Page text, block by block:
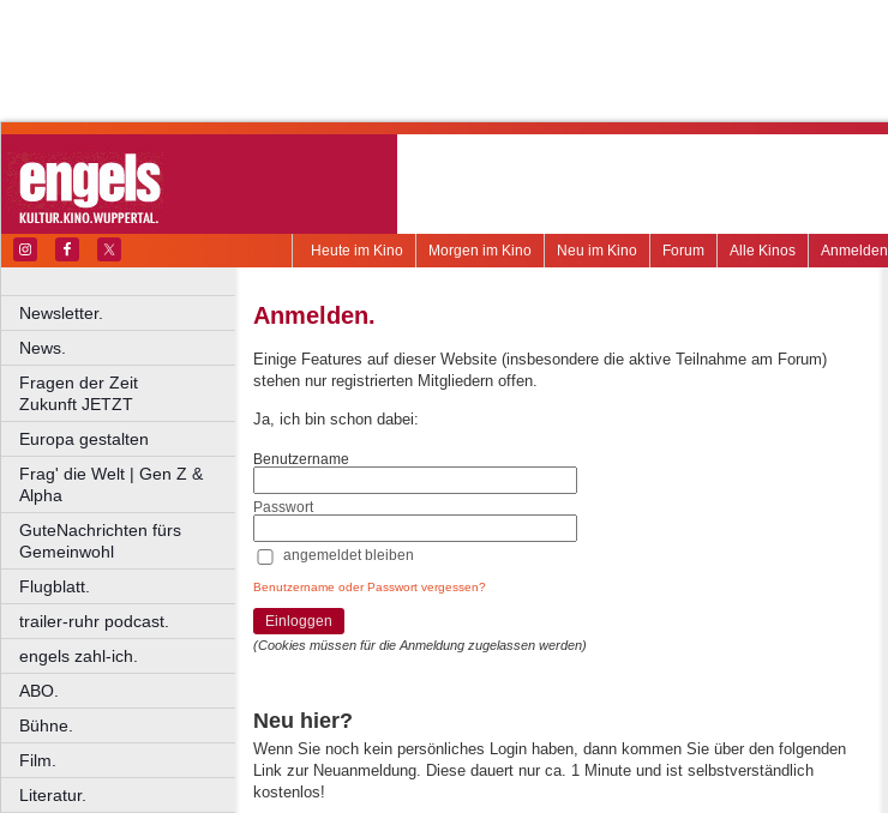
Anmelden
Alle Kinos
Forum
Neu im Kino
Morgen im Kino
Heute im Kino
Newsletter.
News.
Fragen der Zeit
Zukunft JETZT
Europa gestalten
Frag' die Welt | Gen Z &
Alpha
GuteNachrichten fürs
Gemeinwohl
Flugblatt.
trailer-ruhr podcast.
engels zahl-ich.
ABO.
Bühne.
Film.
Literatur.
Anmelden.
Einige Features auf dieser Website (insbesondere die aktive Teilnahme am Forum)
stehen nur registrierten Mitgliedern offen.
Ja, ich bin schon dabei:
Benutzername
Passwort
angemeldet bleiben
Benutzername oder Passwort vergessen?
Einloggen
(Cookies müssen für die Anmeldung zugelassen werden)
Neu hier?
Wenn Sie noch kein persönliches Login haben, dann kommen Sie über den folgenden
Link zur Neuanmeldung. Diese dauert nur ca. 1 Minute und ist selbstverständlich
kostenlos!